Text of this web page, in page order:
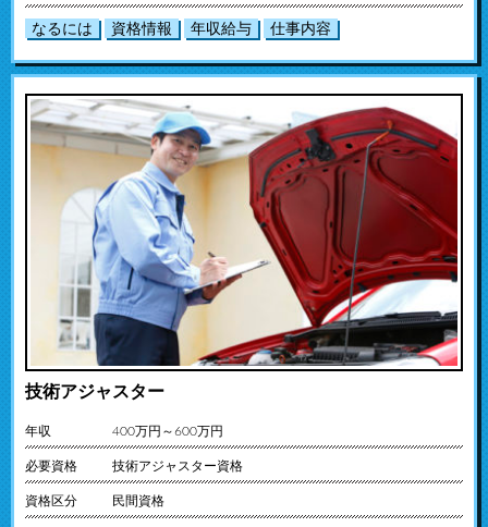
なるには 資格情報 年収給与 仕事内容
技術アジャスター
年収 400万円～600万円
必要資格 技術アジャスター資格
資格区分 民間資格